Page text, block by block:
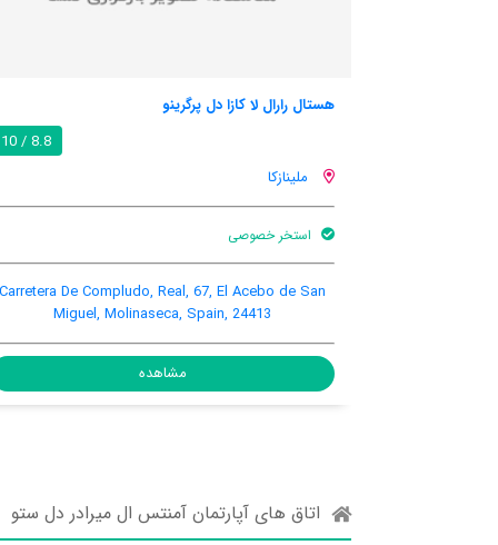
هتل ملینا ریل
بار
Molinaseca, Molinaseca, Spain, 24413
مشاهده
اتاق های آپارتمان آمنتس ال میرادر دل ستو